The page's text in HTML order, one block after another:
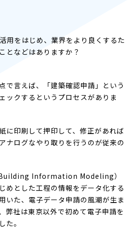
用をはじめ、業界をより良くするた
となどはありますか？
で言えば、「建築確認申請」という
ックするというプロセスがありま
に印刷して押印して、修正があれば
ナログなやり取りを行うのが従来の
Building Information Modeling）
めとした工程の情報をデータ化する
いた、電子データ申請の風潮が生ま
弊社は東京以外で初めて電子申請を
た。